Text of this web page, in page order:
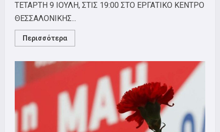
ΤΕΤΑΡΤΗ 9 ΙΟΥΛΗ, ΣΤΙΣ 19:00 ΣΤΟ ΕΡΓΑΤΙΚΟ ΚΕΝΤΡΟ
ΘΕΣΣΑΛΟΝΙΚΗΣ...
Περισσότερα
more
ΣΥΝΕΛΕΥΣΗ
ΤΕΤΑΡΤΗ
ΙΟΥΛΙΟΥ
ΣΤΙΣ
19:00
ΣΤΟ
ΝΑ